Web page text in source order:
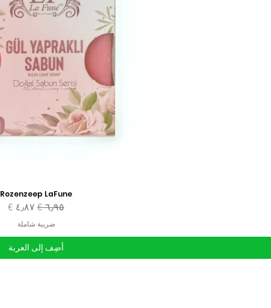
Rozenzeep LaFune
سعر عاديسعر البيع
ضريبة شاملة
أضِف إلى العربة